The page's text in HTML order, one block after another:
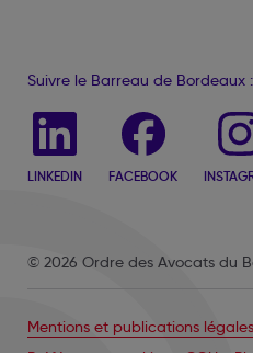
Suivre le Barreau de Bordeaux :
LINKEDIN FACEBOOK
© 2026 Ordre des Avocats du
Mentions et publications légales